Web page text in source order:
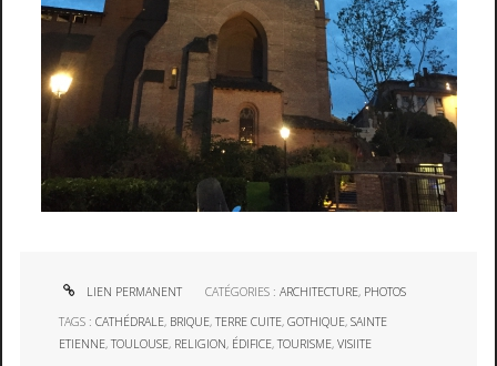
LIEN PERMANENT CATÉGORIES :ARCHITECTURE, PHOTOS
TAGS :CATHÉDRALE, BRIQUE,TERRE CUITE,GOTHIQUE,SAINTE
ETIENNE,TOULOUSE, RELIGION, ÉDIFICE,TOURISME,VISIITE